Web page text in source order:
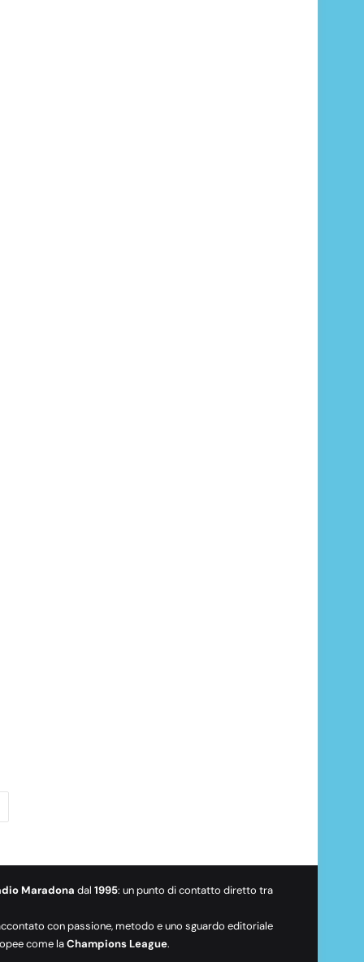
Maradona dal 1995: un punto di contatto diretto tra
con passione, metodo e uno sguardo editoriale
come laChampions League.